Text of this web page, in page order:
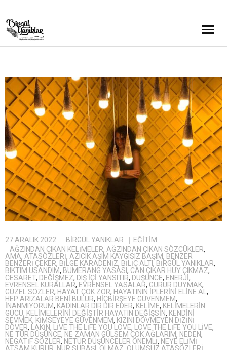
Eğitim Yazılarım
Gezi ve Kültür Yazılarım
Röportajlarım
Destek Olduğum Projeler
Yürüttüğüm Projeler
27 ARALIK 2022 BIRGÜL YANIKLAR
EĞITIM
AĞZINDAN ÇIKAN KELIMELER, AĞZINDAN ÇIKAN SÖZCÜKLER,
AMA, ATASÖZLERI, AZICIK AŞIM KAYGISIZ BAŞIM, BENZER
BENZERI ÇEKER, BILGE KARADENIZ, BILIÇ ALTI , BİRGÜL YANIKLAR,
BIKTIM USANDIM, BUMERANG YASASI , CAN ÇIKAR HUY ÇIKMAZ,
CESARET, DEĞIŞMEZ, DIŞ IÇI YANSITIR, DÜŞÜNCE, ENERJI,
EVRENSEL KURALLAR, EVRENSEL YASALAR, GURUR DUYMAK,
GÜZEL SÖZLER, HAYAT ÇOK ZOR, HAYATININ IPLERINI ELINE AL,
HEP ARIZALAR BENI BULUR, HIÇBIRŞEYE GÜVENMEM,
INANMIYORUM, KADINLAR DIR DIR EDER, KELIME, KELIMELERIN
GÜCÜ, KELIMELERINI DEĞIŞTIR HAYATIN DEĞIŞSIN, KENDINI
SEVMEK, KIMSEYEYE GÜVENMEM, KIZINI DÖVMEYEN DIZINI
DÖVER, LAKIN, LIVE THE LIFE YOU LOVE, LOVE THE LIFE YOU LIVE,
NE TÜR DÜŞÜNCE, NE ZAMAN GÜLSEM ÇOK AĞLARIM, NEDEN,
NEGATIF SÖZLER, NETÜR DÜŞÜNCELER ÖNEMLI, NEYE ELIMI